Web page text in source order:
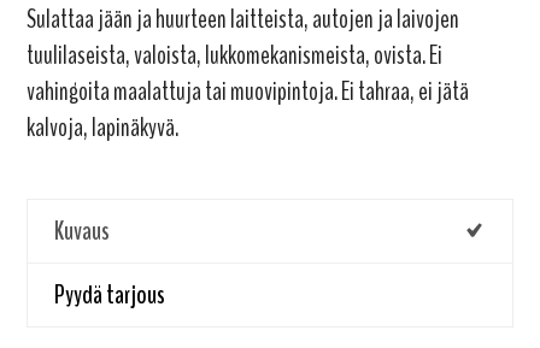
Sulattaa jään ja huurteen laitteista, autojen ja laivojen
tuulilaseista, valoista, lukkomekanismeista, ovista. Ei
vahingoita maalattuja tai muovipintoja. Ei tahraa, ei jätä
kalvoja, lapinäkyvä.
Kuvaus
Pyydä tarjous